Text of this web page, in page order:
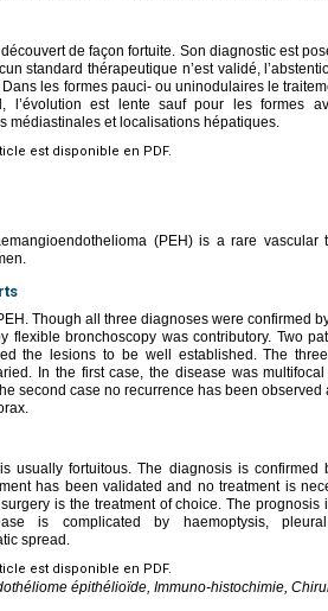
de façon fortuite. Son diagnostic est
standard thérapeutique n’est validé,
les formes pauci- ou uninodulaires le
l’évolution est lente sauf pour les formes
médiastinales et localisations hépatiques.
est disponible en PDF.
(PEH) is a rare vascular
Though all three diagnoses were confirmed
flexible bronchoscopy was contributory. Two
the lesions to be well established. The
In the first case, the disease was
second case no recurrence has been
usually fortuitous. The diagnosis is
has been validated and no treatment is
is the treatment of choice. The
is complicated by haemoptysis, pleural
spread.
est disponible en PDF.
épithélioïde, Immuno-histochimie,